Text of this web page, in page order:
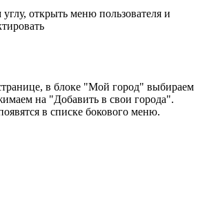
открыть меню пользователя и
в блоке "Мой город" выбираем
на "Добавить в свои города".
в списке бокового меню.